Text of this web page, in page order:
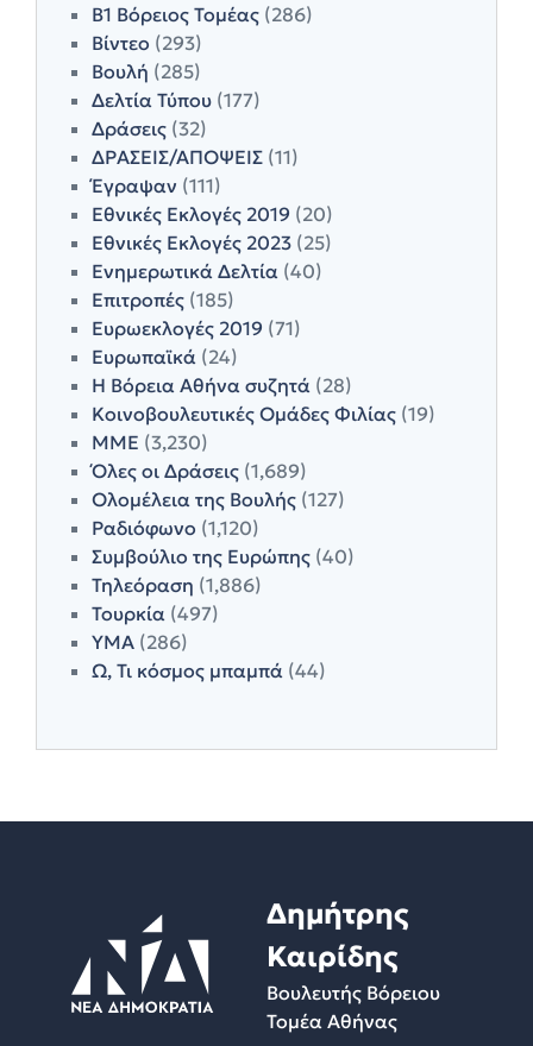
Β1 Βόρειος Τομέας (286)
Βίντεο (293)
Βουλή (285)
Δελτία Τύπου (177)
Δράσεις (32)
ΔΡΑΣΕΙΣ/ΑΠΟΨΕΙΣ (11)
Έγραψαν (111)
Εθνικές Εκλογές 2019 (20)
Εθνικές Εκλογές 2023 (25)
Ενημερωτικά Δελτία (40)
Επιτροπές (185)
Ευρωεκλογές 2019 (71)
Ευρωπαϊκά (24)
Η Βόρεια Αθήνα συζητά (28)
Κοινοβουλευτικές Ομάδες Φιλίας (19)
ΜΜΕ (3,230)
Όλες οι Δράσεις (1,689)
Ολομέλεια της Βουλής (127)
Ραδιόφωνο (1,120)
Συμβούλιο της Ευρώπης (40)
Τηλεόραση (1,886)
Τουρκία (497)
ΥΜΑ (286)
Ω, Τι κόσμος μπαμπά (44)
Δημήτρης
Καιρίδης
Βουλευτής Βόρειου
Τομέα Αθήνας